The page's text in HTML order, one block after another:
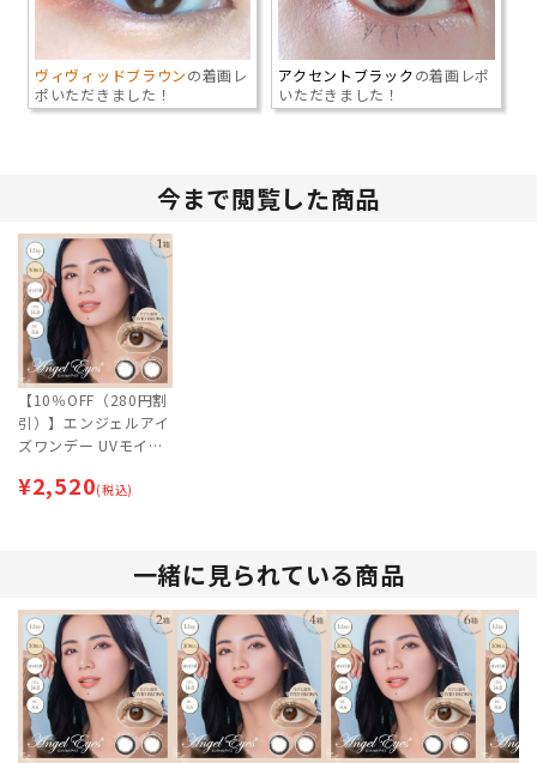
ヴィヴィッドブラウンの着画レ
ポいただきました！
アクセントブラックの着画レポ
いただきました！
今まで閲覧した商品
【10％OFF（280円割
引）】エンジェルアイ
ズワンデー UVモイス
(最短あす届く)【ネコ
¥2,520(税込)
一緒に見られている商品